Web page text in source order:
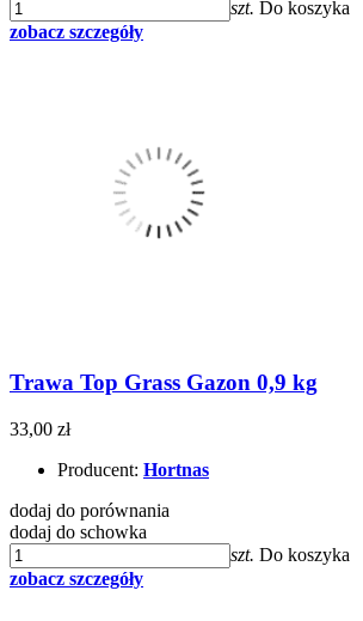
szt. Do koszyka
zobacz szczegóły
Trawa Top Grass Gazon 0,9 kg
33,00 zł
Producent: Hortnas
dodaj do porównania
dodaj do schowka
szt. Do koszyka
zobacz szczegóły